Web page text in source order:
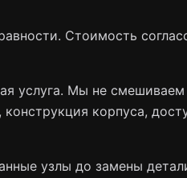
Стоимость
услуга. Мы не
корпуса,
узлы до замены